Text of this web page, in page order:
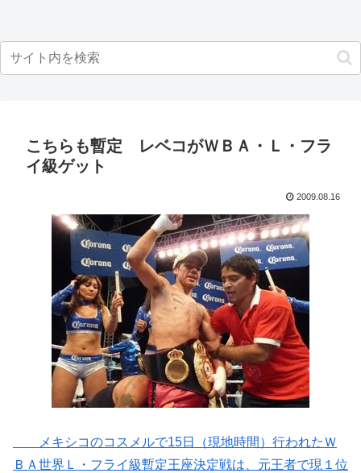
こちらも暫定 レベコがＷＢＡ・Ｌ・フラ
イ級ゲット
2009.08.16
メキシコのコスメルで15日（現地時間）行われたＷ
ＢＡ世界Ｌ・フライ級暫定王座決定戦は、元王者で現１位